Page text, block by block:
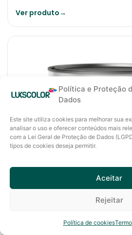
Política e Proteção
Dados
Este site utiliza cookies para melhorar sua
analisar o uso e oferecer conteúdos mais
com a Lei Geral de Proteção de Dados
tipos de cookies deseja permitir.
Aceitar
Rejeitar
Política de cookies
Ver produto→